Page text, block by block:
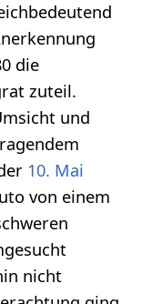
die
zuteil.
und
10. Mai
von einem
nicht